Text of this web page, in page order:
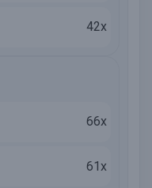
42x
66x
61x